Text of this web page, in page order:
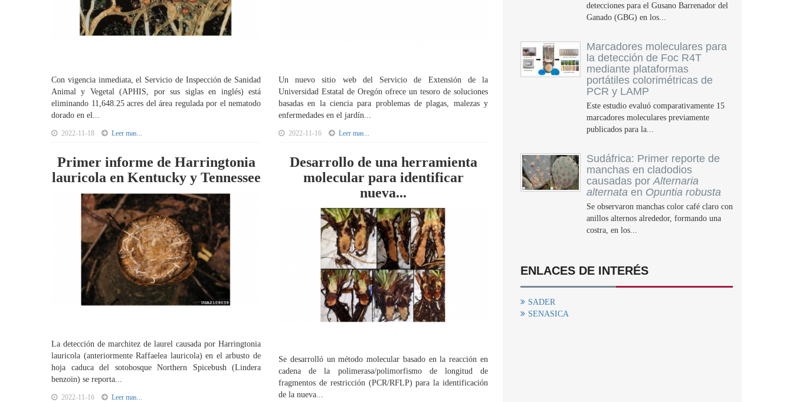
Con vigencia inmediata, el Servicio de Inspección de Sanidad
Animal y Vegetal (APHIS, por sus siglas en inglés) está
eliminando 11,648.25 acres del área regulada por el nematodo
dorado en el...
2022-11-18 Leer mas...
Un nuevo sitio web del Servicio de Extensión de la
Universidad Estatal de Oregón ofrece un tesoro de soluciones
basadas en la ciencia para problemas de plagas, malezas y
enfermedades en el jardín...
2022-11-16 Leer mas...
Primer informe de Harringtonia
lauricola en Kentucky y Tennessee
La detección de marchitez de laurel causada por Harringtonia
lauricola (anteriormente Raffaelea lauricola) en el arbusto de
hoja caduca del sotobosque Northern Spicebush (Lindera
benzoin) se reporta...
2022-11-16 Leer mas...
Desarrollo de una herramienta
molecular para identificar
nueva...
Se desarrolló un método molecular basado en la reacción en
cadena de la polimerasa/polimorfismo de longitud de
fragmentos de restricción (PCR/RFLP) para la identificación
de la nueva...
detecciones para el Gusano Barrenador del
Ganado (GBG) en los...
Marcadores moleculares para
la detección de Foc R4T
mediante plataformas
portátiles colorimétricas de
PCR y LAMP
Este estudio evaluó comparativamente 15
marcadores moleculares previamente
publicados para la...
Sudáfrica: Primer reporte de
manchas en cladodios
causadas porAlternaria
alternata en Opuntia robusta
Se observaron manchas color café claro con
anillos alternos alrededor, formando una
costra, en los...
ENLACES DE INTERÉS
SADER
SENASICA